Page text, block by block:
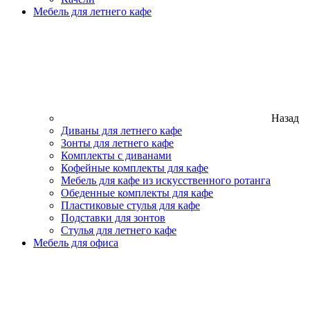
Мебель для летнего кафе
Назад
Диваны для летнего кафе
Зонты для летнего кафе
Комплекты с диванами
Кофейные комплекты для кафе
Мебель для кафе из искусственного ротанга
Обеденные комплекты для кафе
Пластиковые стулья для кафе
Подставки для зонтов
Стулья для летнего кафе
Мебель для офиса